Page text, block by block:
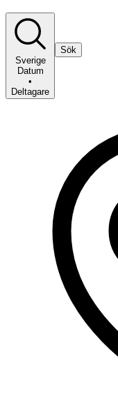
Sverige
Datum
•
Deltagare
Sök